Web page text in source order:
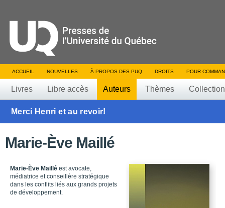
ACCUEIL NOUVELLES À PROPOS DES PUQ DROITS POUR
Livres Libre accès Auteurs Thèmes
Merci Henri et au revoir!
Marie-Ève Maillé
Marie-Ève Maillé est avocate,
médiatrice et conseillère stratégique
dans les conflits liés aux grands projets
de développement.